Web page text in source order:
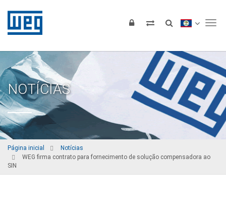
NOTÍCIAS
Página inicial
Notícias
WEG firma contrato para fornecimento de solução compensadora ao
SIN